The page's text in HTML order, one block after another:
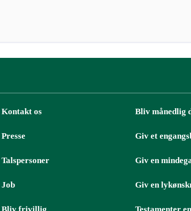
Kontakt os
Presse
Talspersoner
Job
Bliv månedlig
Giv et
Giv en
Giv en